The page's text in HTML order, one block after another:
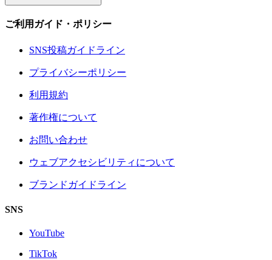
ご利用ガイド・ポリシー
SNS投稿ガイドライン
プライバシーポリシー
利用規約
著作権について
お問い合わせ
ウェブアクセシビリティについて
ブランドガイドライン
SNS
YouTube
TikTok